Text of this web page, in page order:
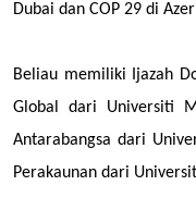
Dubai dan COP 29 di
Beliau memiliki Ijazah
Global dari Universiti
Antarabangsa dari
Perakaunan dari